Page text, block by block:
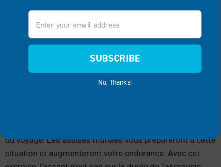
SIÈGE MURAL
Plutôt que d’être en mouvement constant, les assises
murales forceront votre corps à s’acclimater à la même
du voyage. Les assises murales vous prépareront à cette
situation et augmenteront votre endurance. Avec cet
Email
SUBSCRIBE
No, Thanks!